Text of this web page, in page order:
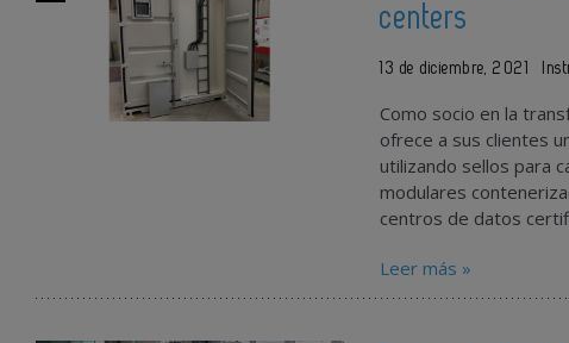
centers
13 de diciembre, 2021
Como socio en la
ofrece a sus clientes
utilizando sellos para
modulares
centros de datos
Leer más »